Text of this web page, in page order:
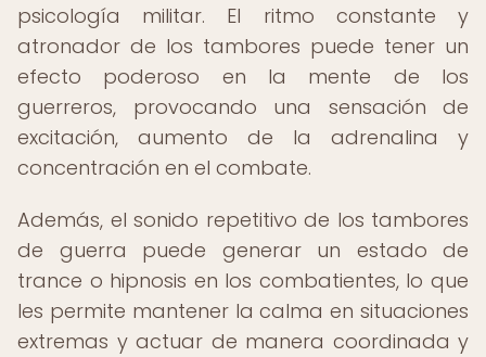
psicología militar. El ritmo constante y
atronador de los tambores puede tener un
efecto poderoso en la mente de los
guerreros, provocando una sensación de
excitación, aumento de la adrenalina y
concentración en el combate.
Además, el sonido repetitivo de los tambores
de guerra puede generar un estado de
trance o hipnosis en los combatientes, lo que
les permite mantener la calma en situaciones
extremas y actuar de manera coordinada y